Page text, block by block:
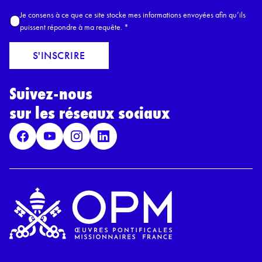
E
a
l
A
c
c
r
R
P
D
*
Je consens à ce que ce site stocke mes informations envoyées afin qu’ils
puissent répondre à ma requête. *
S'INSCRIRE
Suivez-nous
sur les réseaux sociaux